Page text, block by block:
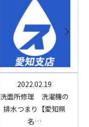
2022.02.19
洗面所修理 洗濯機の
排水つまり【愛知県
名…